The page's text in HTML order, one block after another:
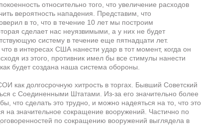
относительно того, что увеличение расходов
вероятность нападения. Представим, что
в то, что в течение 10 лет мы построим
сделает нас неуязвимыми, а у них не будет
систему в течение еще пятнадцати лет.
в интересах США нанести удар в тот момент, когда он
из этого, противник имел бы все стимулы нанести
будет создана наша система обороны.
как долгосрочную хитрость в торгах. Бывший Советский
с Соединенными Штатами. Из-за его значительно более
что сделать это трудно, и можно надеяться на то, что это
на значительное сокращение вооружений. Частично по
по сокращению вооружений выглядела в